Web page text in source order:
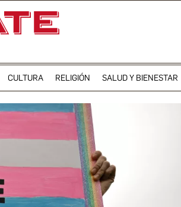
CULTURA RELIGIÓN SALUD Y BIENESTAR